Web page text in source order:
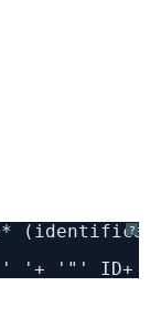
?
'+ '"' ID+